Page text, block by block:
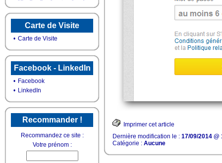
Carte de Visite
• Carte de Visite
Facebook - LinkedIn
• Facebook
• LinkedIn
Recommander !
Recommandez ce site :
Votre prénom :
Imprimer cet article
Dernière modification le : 17/09/2014 @
Catégorie : Aucune